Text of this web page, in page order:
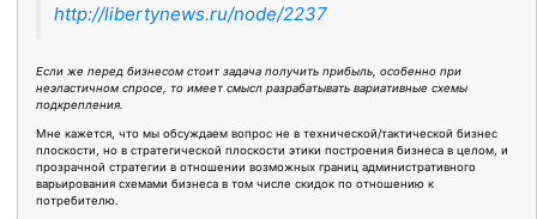
http://libertynews.ru/node/2237
Если же перед бизнесом стоит задача получить прибыль, особенно при
неэластичном спросе, то имеет смысл разрабатывать вариативные схемы
подкрепления.
Мне кажется, что мы обсуждаем вопрос не в технической/тактической бизнес
плоскости, но в стратегической плоскости этики построения бизнеса в целом, и
прозрачной стратегии в отношении возможных границ административного
варьирования схемами бизнеса в том числе скидок по отношению к
потребителю.